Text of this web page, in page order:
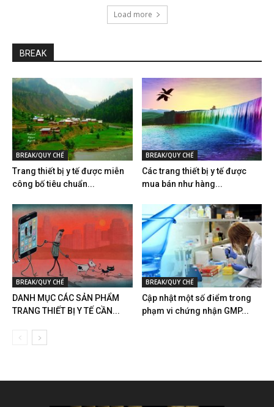
Load more
BREAK
BREAK/QUY CHẾ
Trang thiết bị y tế được miễn
công bố tiêu chuẩn...
BREAK/QUY CHẾ
Các trang thiết bị y tế được
mua bán như hàng...
BREAK/QUY CHẾ
DANH MỤC CÁC SẢN PHẨM
TRANG THIẾT BỊ Y TẾ CẦN...
BREAK/QUY CHẾ
Cập nhật một số điểm trong
phạm vi chứng nhận GMP...